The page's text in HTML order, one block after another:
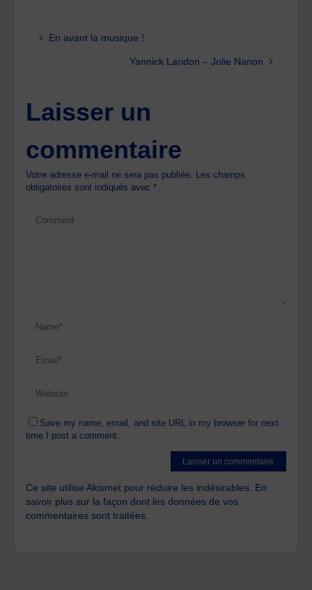
En avant la musique !
Yannick Laridon – Jolie Nanon
Laisser un
commentaire
Votre adresse e-mail ne sera pas publiée. Les champs
obligatoires sont indiqués avec*
Save my name, email, and site URL in my browser for next
time I post a comment.
Ce site utilise Akismet pour réduire les indésirables. En
savoir plus sur la façon dont les données de vos
commentaires sont traitées